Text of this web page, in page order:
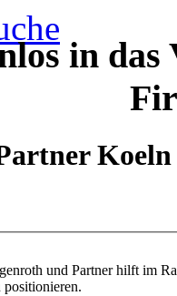
in
Koeln
und Partner hilft im
positionieren.